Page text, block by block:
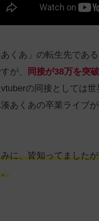
あくあ」の転生先であ
が、
同接が38万を突
の同接としては世
湊あくあの卒業ライブ
に、皆知ってました